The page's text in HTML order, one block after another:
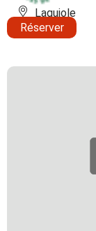
Laguiole
Réserver